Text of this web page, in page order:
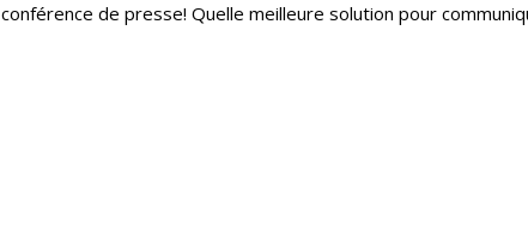
de presse! Quelle meilleure solution pour